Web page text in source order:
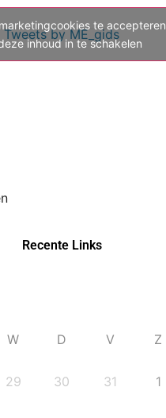
Tweets by ME_gids
te accepteren
inhoud in te schakelen
Recente Links
W D V Z
29 30 31 1